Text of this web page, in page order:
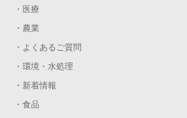
・医療
・農業
・よくあるご質問
・環境・水処理
・新着情報
・食品